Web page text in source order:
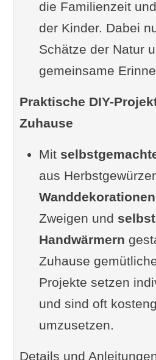
Tipps zur
Vorteile
Kritische
Kompostierung
Gartens vor dem
Laub und
sinnvoll nutzen
Anleitung zur
Kompostierung
Gartenpflege
Vorteile
Kritische
Video: So legst
die Familienzeit
der Kinder. Dabei
Schätze der Natur
gemeinsame
Praktische DIY-
Zuhause
Mit
aus
Wanddekorationen
Zweigen und
Handwärmern
Zuhause
Projekte setzen
und sind oft
umzusetzen.
Details und